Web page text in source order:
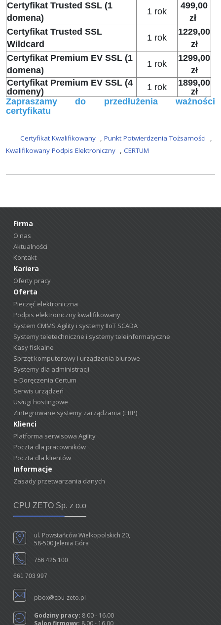
Certyfikat Trusted SSL (1
domena)
1 rok
499,00
zł
Certyfikat Trusted SSL
Wildcard
1 rok
1229,00
zł
Certyfikat Premium EV SSL (1
domena)
1 rok
1299,00
zł
Certyfikat Premium EV SSL (4
domeny)
1 rok
1899,00
zł
Zapraszamy do przedłużenia ważności
certyfikatu
Certyfikat Kwalifikowany , Punkt Potwierdzenia Tożsamości
,
Kwalifikowany Podpis Elektroniczny , CERTUM
Firma
O nas
Aktualności
Kontakt
Kariera
Oferty pracy
Oferta
Pieczęć elektroniczna
Podpis elektroniczny kwalifikowany
System CMMS Agility i systemy IIoT SCADA
Systemy teletechniczne i systemy teleinformatyczne
Kasy fiskalne
Sprzęt komputerowy i urządzenia biurowe
Systemy dla administracji
e-Doręczenia Certum
Serwis urządzeń
Usługi hostingowe
Zintegrowane systemy zarządzania (ERP)
Klienci
Platforma serwisowa Agility
Poczta dla pracowników
Poczta dla klientów
Informacje
Zasady przetwarzania danych
CPU ZETO Sp. z o.o
ul. Powstańców Wielkopolskich 20,
58-500 Jelenia Góra
756 425 100
661 703 997
pbox@cpu-zeto.pl
Godziny pracy: 8.00 - 16.00